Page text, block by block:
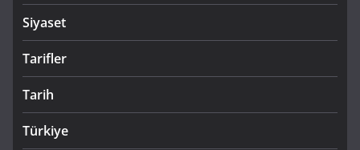
Siyaset
Tarifler
Tarih
Türkiye